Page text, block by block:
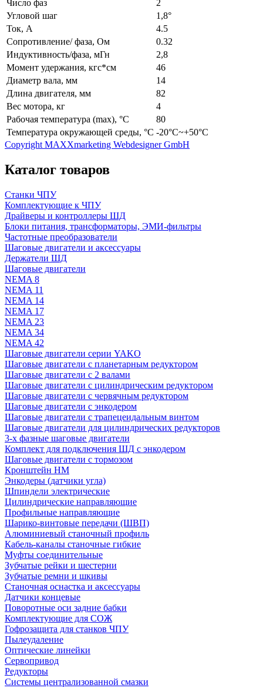
Число фаз
2
Угловой шаг
1,8°
Ток, А
4.5
Сопротивление/ фаза, Ом
0.32
Индуктивность/фаза, мГн
2,8
Момент удержания, кгc*см
46
Диаметр вала, мм
14
Длина двигателя, мм
82
Вес мотора, кг
4
Рабочая температура (max), °С
80
Температура окружающей среды, °С -20°С~+50°С
Copyright MAXXmarketing Webdesigner GmbH
Каталог товаров
Станки ЧПУ
Комплектующие к ЧПУ
Драйверы и контроллеры ШД
Блоки питания, трансформаторы, ЭМИ-фильтры
Частотные преобразователи
Шаговые двигатели и аксессуары
Держатели ШД
Шаговые двигатели
NEMA 8
NEMA 11
NEMA 14
NEMA 17
NEMA 23
NEMA 34
NEMA 42
Шаговые двигатели серии YAKO
Шаговые двигатели с планетарным редуктором
Шаговые двигатели с 2 валами
Шаговые двигатели с цилиндрическим редуктором
Шаговые двигатели с червячным редуктором
Шаговые двигатели с энкодером
Шаговые двигатели с трапецеидальным винтом
Шаговые двигатели для цилиндрических редукторов
3-х фазные шаговые двигатели
Комплект для подключения ШД с энкодером
Шаговые двигатели с тормозом
Кронштейн HM
Энкодеры (датчики угла)
Шпиндели электрические
Цилиндрические направляющие
Профильные направляющие
Шарико-винтовые передачи (ШВП)
Алюминиевый станочный профиль
Кабель-каналы станочные гибкие
Муфты соединительные
Зубчатые рейки и шестерни
Зубчатые ремни и шкивы
Станочная оснастка и аксессуары
Датчики концевые
Поворотные оси задние бабки
Комплектующие для СОЖ
Гофрозащита для станков ЧПУ
Пылеудаление
Оптические линейки
Сервопривод
Редукторы
Системы централизованной смазки